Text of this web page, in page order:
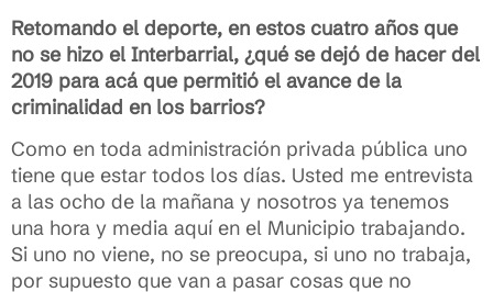
Retomando el deporte, en estos cuatro años que
no se hizo el Interbarrial, ¿qué se dejó de hacer del
2019 para acá que permitió el avance de la
criminalidad en los barrios?
Como en toda administración privada pública uno
tiene que estar todos los días. Usted me entrevista
a las ocho de la mañana y nosotros ya tenemos
una hora y media aquí en el Municipio trabajando.
Si uno no viene, no se preocupa, si uno no trabaja,
por supuesto que van a pasar cosas que no